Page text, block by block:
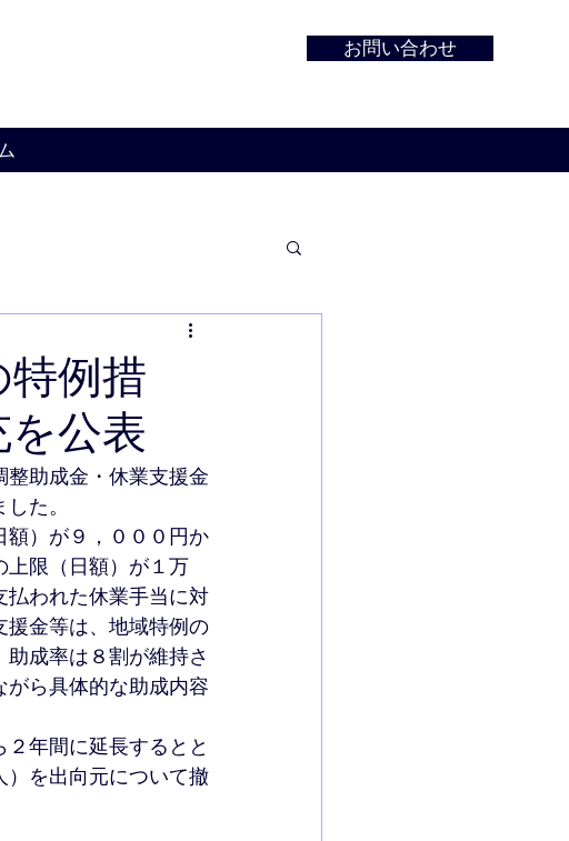
お問い合わせ
例措
公表
助成金・休業支援金
た。
）が９，０００円か
上限（日額）が１万
払われた休業手当に対
援金等は、地域特例の
成率は８割が維持さ
ら具体的な助成内容
年間に延長するとと
）を出向元について撤